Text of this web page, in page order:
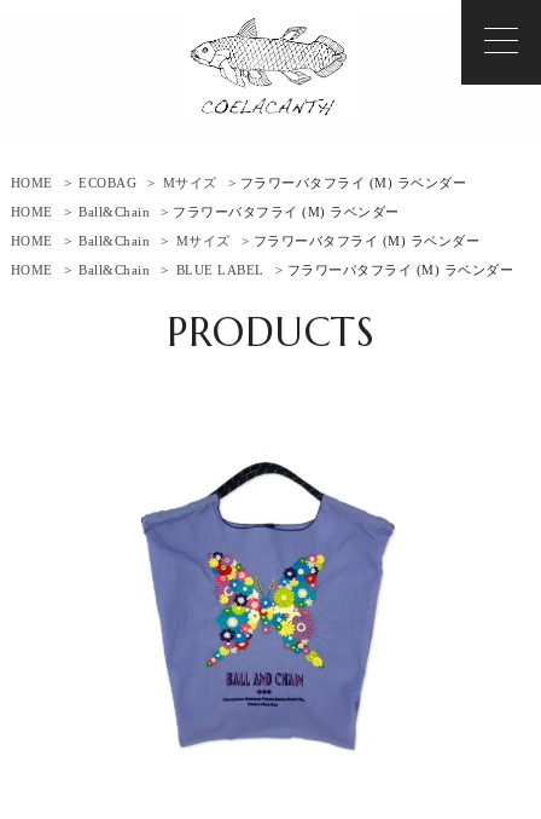
HOME > ECOBAG > Mサイズ
> フラワーバタフライ (M) ラベンダー
HOME
> Ball&Chain
> フラワーバタフライ (M) ラベンダー
HOME
> Ball&Chain > Mサイズ
> フラワーバタフライ (M) ラベンダー
HOME
> Ball&Chain > BLUE LABEL > フラワーバタフライ (M) ラベンダー
PRODUCTS